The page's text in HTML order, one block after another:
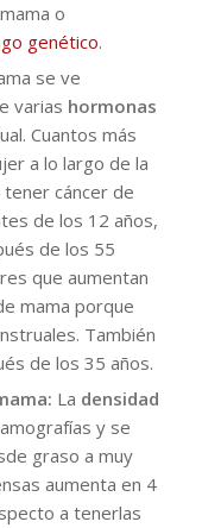
o
genético.
se ve
varias hormonas
Cuantos más
a lo largo de la
cáncer de
de los 12 años,
de los 55
que aumentan
mama porque
También
de los 35 años.
La densidad
y se
graso a muy
aumenta en 4
a tenerlas